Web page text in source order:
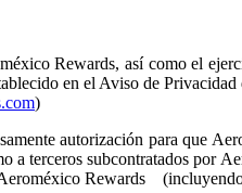
Rewards, así como el
en el Aviso de
)
autorización para que
terceros subcontratados por
Rewards